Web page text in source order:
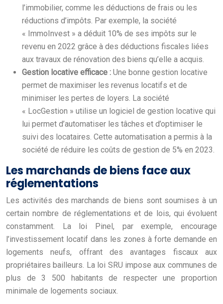
l’immobilier, comme les déductions de frais ou les
réductions d’impôts. Par exemple, la société
« ImmoInvest » a déduit 10% de ses impôts sur le
revenu en 2022 grâce à des déductions fiscales liées
aux travaux de rénovation des biens qu’elle a acquis.
Gestion locative efficace : Une bonne gestion locative
permet de maximiser les revenus locatifs et de
minimiser les pertes de loyers. La société
« LocGestion » utilise un logiciel de gestion locative qui
lui permet d’automatiser les tâches et d’optimiser le
suivi des locataires. Cette automatisation a permis à la
société de réduire les coûts de gestion de 5% en 2023.
Les marchands de biens face aux
réglementations
Les activités des marchands de biens sont soumises à un
certain nombre de réglementations et de lois, qui évoluent
constamment. La loi Pinel, par exemple, encourage
l’investissement locatif dans les zones à forte demande en
logements neufs, offrant des avantages fiscaux aux
propriétaires bailleurs. La loi SRU impose aux communes de
plus de 3 500 habitants de respecter une proportion
minimale de logements sociaux.